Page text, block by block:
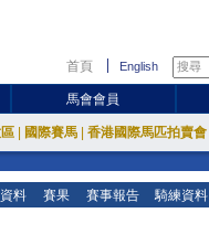
首頁 English
馬會會員
國際賽馬 香港國際馬匹拍賣會
料 賽果 賽事報告 騎練資料